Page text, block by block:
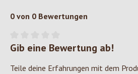
0 von 0 Bewertungen
Durchschnittliche Bewertung von 0
Gib eine Bewertung ab!
Teile deine Erfahrungen mit dem